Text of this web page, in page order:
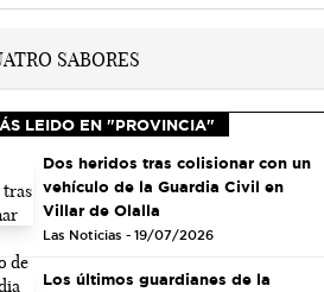
LEIDO EN "PROVINCIA"
Dos heridos tras colisionar con un
vehículo de la Guardia Civil en
Villar de Olalla
Las Noticias - 19/07/2026
Los últimos guardianes de la